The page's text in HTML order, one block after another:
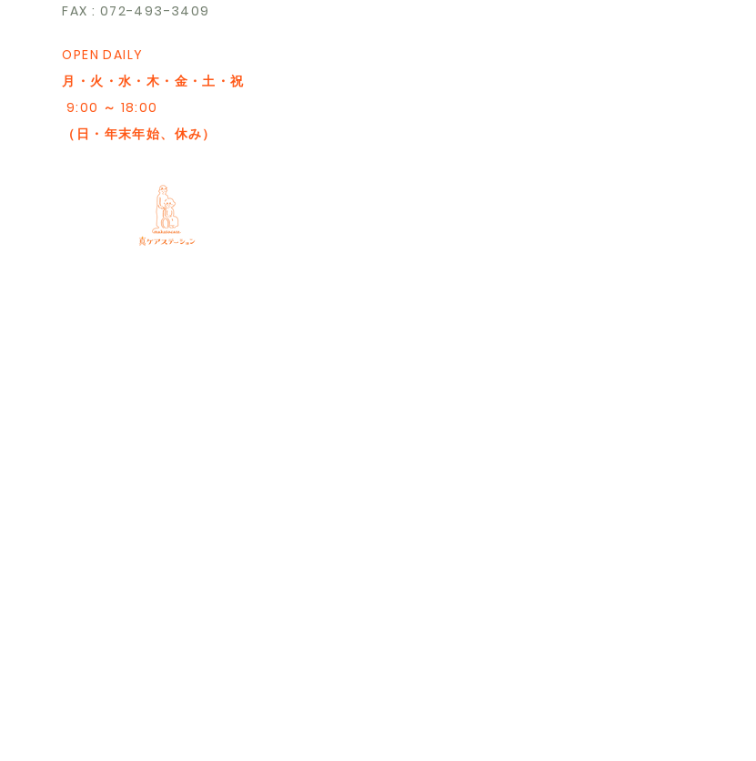
FAX : 072-493-3409
OPEN DAILY
月・火・水・木・金・土・祝
9:00 ～ 18:00
（日・年末年始、休み）